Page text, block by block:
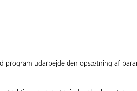
program udarbejde den opsætning af